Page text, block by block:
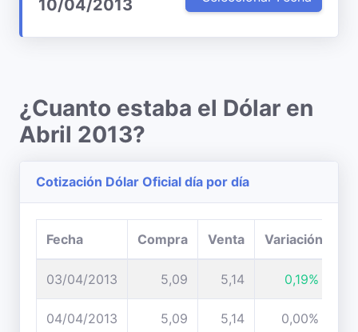
10/04/2013
¿Cuanto estaba el Dólar en
Abril 2013?
Cotización Dólar Oficial día por día
Fecha Compra Venta Variación
03/04/2013 5,09 5,14 0,19%
04/04/2013 5,09 5,14 0,00%